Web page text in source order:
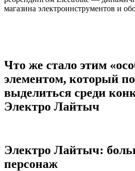
магазина электроинструментов и
Что же стало этим
элементом, который
выделиться среди
Электро Лайтыч
Электро Лайтыч:
персонаж